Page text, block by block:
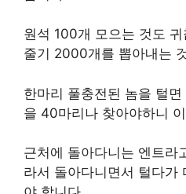
원석 100개 모으는 것도
줄기 2000개를 뽑아내는
한마리 풀충전된 놈을 털
을 40마리나 찾아야하니
근처에 돌아다니는 엔트라
라서 돌아다니면서 털다가